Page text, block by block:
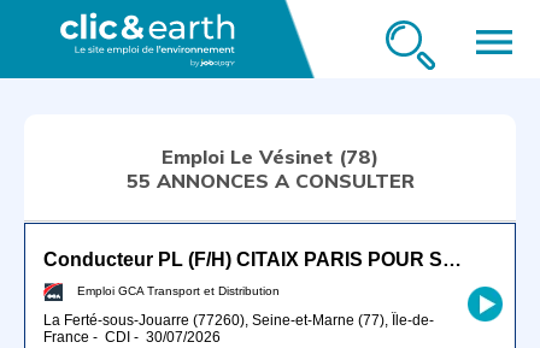
menu
Emploi Le Vésinet (78)
55 ANNONCES A CONSULTER
Conducteur PL (F/H) CITAIX PARIS POUR SEPTEMBRE 2026
Emploi GCA Transport et Distribution
La Ferté-sous-Jouarre (77260), Seine-et-Marne (77), Île-de-
France - CDI - 30/07/2026